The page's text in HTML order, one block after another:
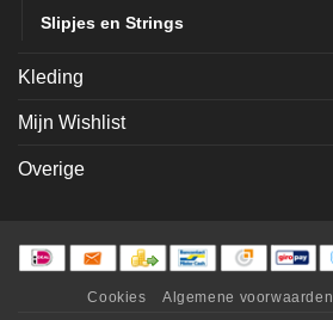
Slipjes en Strings
Kleding
Mijn Wishlist
Overige
Cookies Algemene voorwaarden